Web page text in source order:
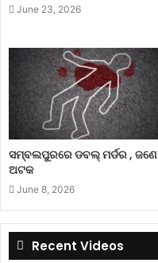
June 23, 2026
ସମ୍ବଲପୁରରେ ଡବଲ୍ ମର୍ଡର , ଜଣେ
ଅଟକ
June 8, 2026
Recent Videos